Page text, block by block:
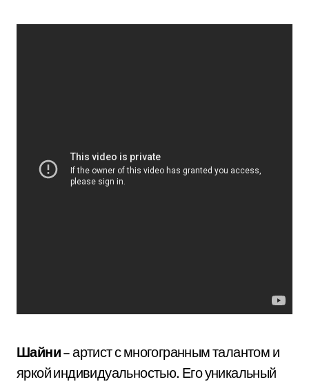
Шайни– артист с многогранным талантом и
яркой индивидуальностью. Его уникальный